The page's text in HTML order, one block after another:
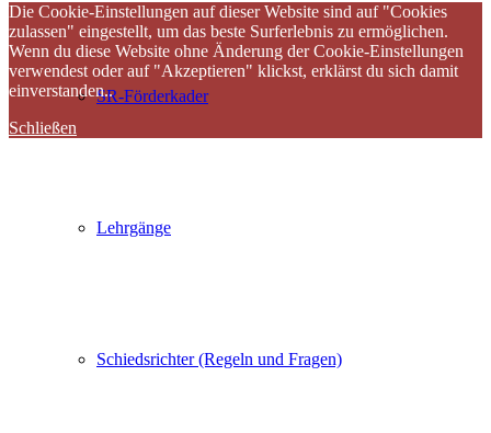
SR-Förderkader
Lehrgänge
Schiedsrichter (Regeln und Fragen)
Die Cookie-Einstellungen auf dieser Website sind auf "Cookies
zulassen" eingestellt, um das beste Surferlebnis zu ermöglichen.
Wenn du diese Website ohne Änderung der Cookie-Einstellungen
verwendest oder auf "Akzeptieren" klickst, erklärst du sich damit
einverstanden..
Schließen